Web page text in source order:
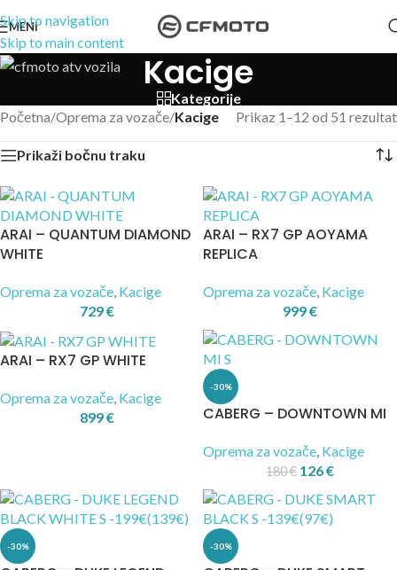
Skip to navigation
Skip to main content
MENI
Kacige
Kategorije
Početna/Oprema za vozače/Kacige Prikaz 1–12 od 51 rezultat
Prikaži bočnu traku
ARAI – QUANTUM DIAMOND
WHITE
Oprema za vozače, Kacige
729€
ARAI – RX7 GP AOYAMA
REPLICA
Oprema za vozače, Kacige
999€
ARAI – RX7 GP WHITE
Oprema za vozače, Kacige
899€
-30%
CABERG – DOWNTOWN MI
Oprema za vozače, Kacige
180€ 126€
-30% -30%